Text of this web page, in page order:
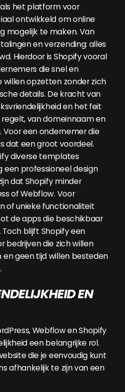
het platform voor
ontwikkeld om online
mogelijk te maken. Van
en verzending: alles
Hierdoor is Shopify vooral
die snel en
opzetten zonder zich
details. De kracht van
en het feit
van domeinnaam en
een ondernemer die
dat een groot voordeel.
diverse templates
een professioneel design
dat Shopify minder
of Webflow. Voor
of unieke functionaliteit
de apps die beschikbaar
Toch blijft Shopify een
bedrijven die zich willen
geen tijd willen besteden
EN
Webflow en Shopify
een belangrijke rol.
die je eenvoudig kunt
afhankelijk te zijn van een